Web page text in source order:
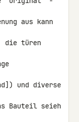
aus kann
die türen
Bauteil seieh